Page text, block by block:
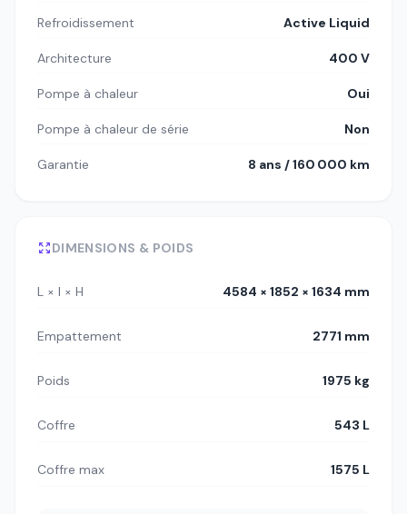
Refroidissement Active Liquid
Architecture 400 V
Pompe à chaleur Oui
Pompe à chaleur de série Non
Garantie 8 ans / 160 000 km
DIMENSIONS & POIDS
L × l × H 4584 × 1852 × 1634 mm
Empattement 2771 mm
Poids 1975 kg
Coffre 543 L
Coffre max 1575 L